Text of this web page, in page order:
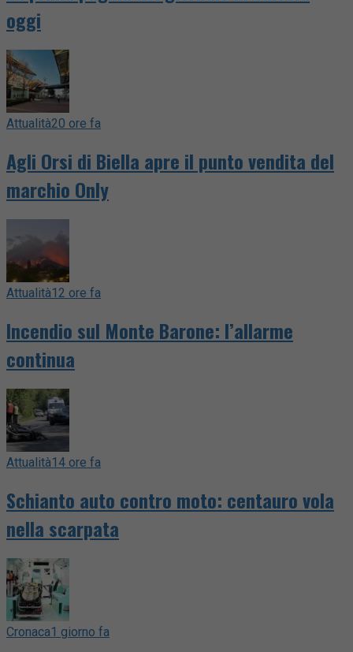
oggi
Attualità20 ore fa
Agli Orsi di Biella apre il punto vendita del
marchio Only
Attualità12 ore fa
Incendio sul Monte Barone: l’allarme
continua
Attualità14 ore fa
Schianto auto contro moto: centauro vola
nella scarpata
Cronaca1 giorno fa